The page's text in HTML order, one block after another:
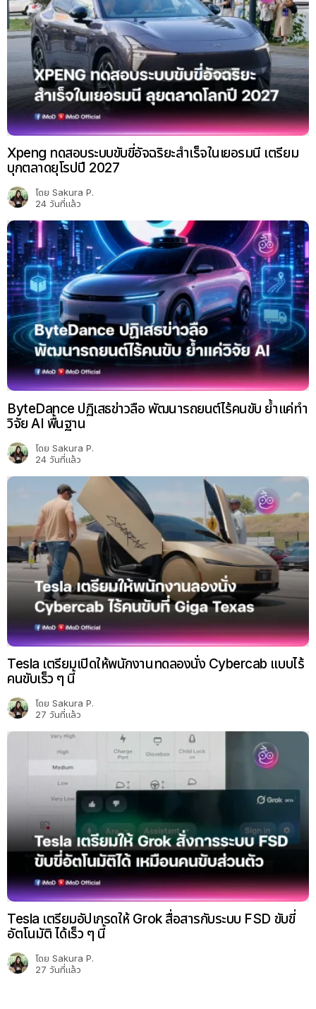
Xpeng ทดสอบระบบขับขี่อัจฉริยะสำเร็จในเยอรมนี เตรียม
บุกตลาดยุโรปปี 2027
โดย Sakura P.
24 วันที่แล้ว
ByteDance ปฏิเสธข่าวลือ พัฒนารถยนต์ไร้คนขับ ย้ำแค่ทำ
วิจัย AI พื้นฐาน
โดย Sakura P.
24 วันที่แล้ว
Tesla เตรียมเปิดให้พนักงานทดลองนั่ง Cybercab แบบไร้
คนขับเร็ว ๆ นี้
โดย Sakura P.
27 วันที่แล้ว
Tesla เตรียมอัปเกรดให้ Grok สื่อสารกับระบบ FSD ขับขี่
อัตโนมัติ ได้เร็ว ๆ นี้
โดย Sakura P.
27 วันที่แล้ว